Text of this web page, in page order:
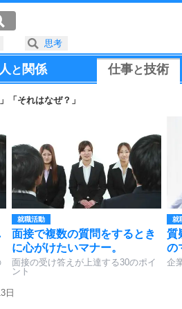
人と 関係 仕事と技術
「それはなぜ？」
就職活動
面接で複数の質問をするとき
に心がけたいマナー。
面接の受け答えが上達する30のポイ
ント
就
質
の
企
日
思考